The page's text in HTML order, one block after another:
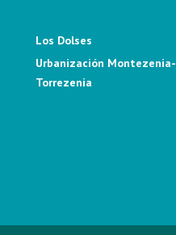
Los Dolses
Urbanización Montezenia-
Torrezenia